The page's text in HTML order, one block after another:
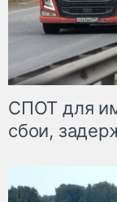
СПОТ для
сбои,